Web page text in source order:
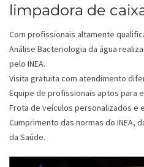
limpadora de
Com profissionais altamente
Análise Bacteriologia da água
pelo INEA.
Visita gratuita com atendimento
Equipe de profissionais aptos para
Frota de veículos personalizados e
Cumprimento das normas do INEA,
da Saúde.